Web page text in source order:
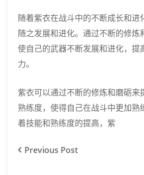
随着紫衣在战斗中的不断成长和进
随之发展和进化。通过不断的修炼
使自己的武器不断发展和进化，提
力。
紫衣可以通过不断的修炼和磨砺来
熟练度，使得自己在战斗中更加熟
着技能和熟练度的提高，紫
Previous Post